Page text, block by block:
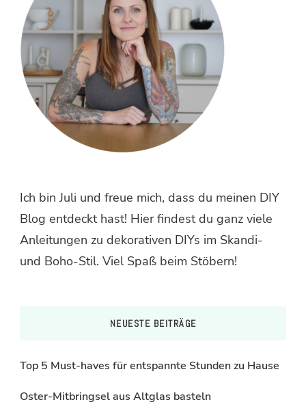
Ich bin Juli und freue mich, dass du meinen DIY
Blog entdeckt hast! Hier findest du ganz viele
Anleitungen zu dekorativen DIYs im Skandi-
und Boho-Stil. Viel Spaß beim Stöbern!
NEUESTE BEITRÄGE
Top 5 Must-haves für entspannte Stunden zu Hause
Oster-Mitbringsel aus Altglas basteln